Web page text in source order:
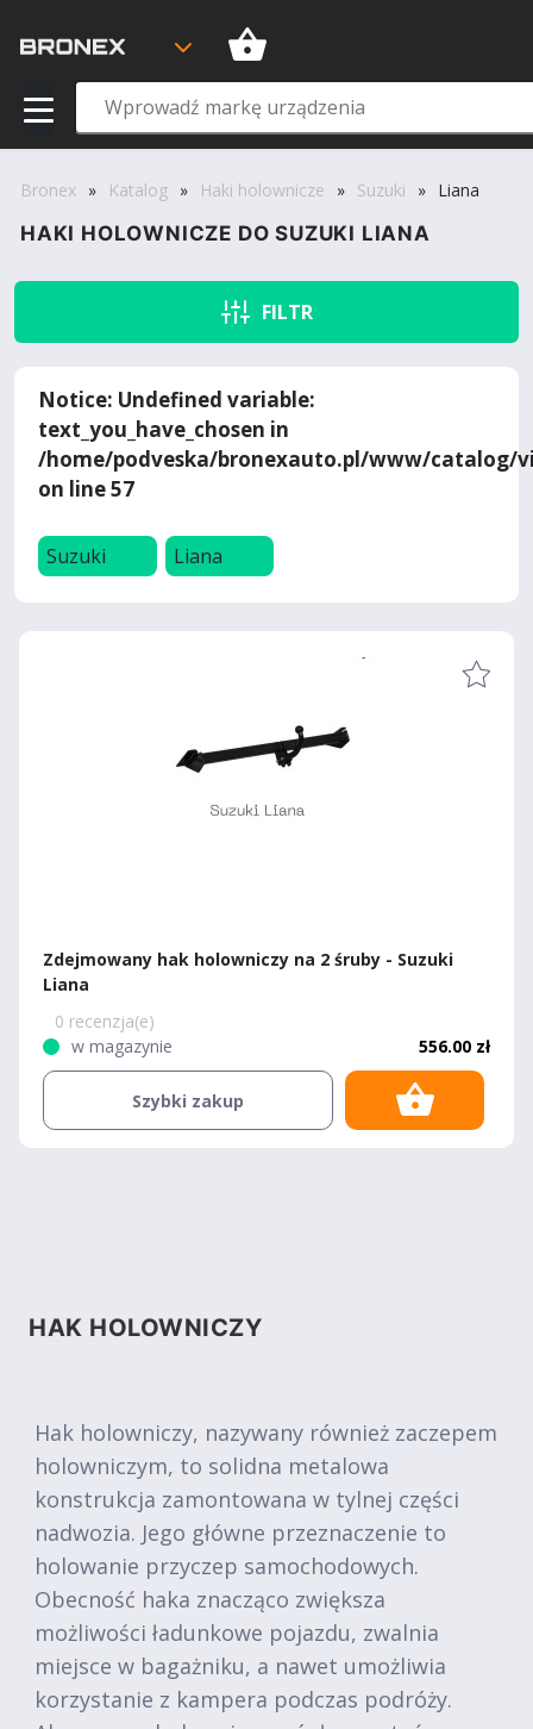
Bronex » Katalog » Haki holownicze » Suzuki » Liana
HAKI HOLOWNICZE DO SUZUKI LIANA
FILTR
Notice: Undefined variable:
text_you_have_chosen in
/home/podveska/bronexauto.pl/www/catalog/
on line57
Suzuki Liana
Zdejmowany hak holowniczy na 2 śruby - Suzuki
Liana
0 recenzja(e)
w magazynie
556.00 zł
Szybki zakup
HAK HOLOWNICZY
Hak holowniczy, nazywany również zaczepem
holowniczym, to solidna metalowa
konstrukcja zamontowana w tylnej części
nadwozia. Jego główne przeznaczenie to
holowanie przyczep samochodowych.
Obecność haka znacząco zwiększa
możliwości ładunkowe pojazdu, zwalnia
miejsce w bagażniku, a nawet umożliwia
korzystanie z kampera podczas podróży.